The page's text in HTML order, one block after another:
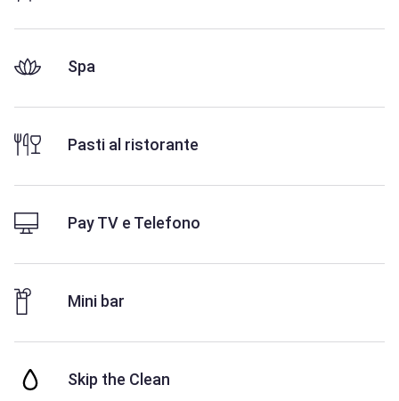
Spa
Pasti al ristorante
Pay TV e Telefono
Mini bar
Skip the Clean